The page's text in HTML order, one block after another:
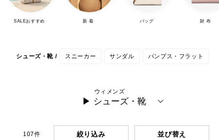
SALEおすすめ 新 着 バッグ 財 布
シューズ・靴 / スニーカー サンダル パンプス・フラット
ウィメンズ
▶ シューズ・靴
107件 絞り込み